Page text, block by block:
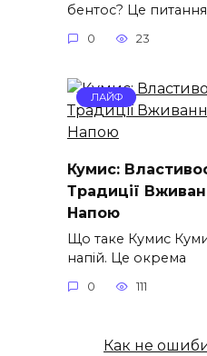
бентос? Це
0 23
ЛАЙФ
Кумис:
Традиції
Напою
Що таке Кумис
напій. Це окрема
0 111
Как не